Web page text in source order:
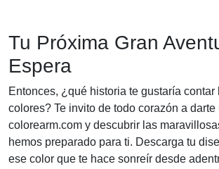
Tu Próxima Gran
Espera
Entonces, ¿qué historia te gustaría contar
colores? Te invito de todo corazón a
colorearm.com y descubrir las
hemos preparado para ti. Descarga tu
ese color que te hace sonreír desde